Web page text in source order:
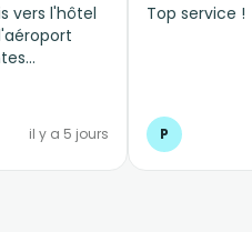
vers l'hôtel
il y a 5 jours
Top service !
P